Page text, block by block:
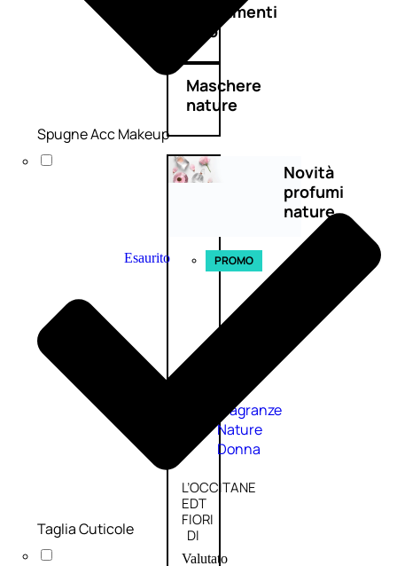
Trattamenti
viso
Maschere
nature
Novità
profumi
nature
Esaurito PROMO
Fragranze
Nature
Donna
L’OCCITANE
EDT
FIORI
DI
Valutato
Spugne Acc Makeup
Taglia Cuticole